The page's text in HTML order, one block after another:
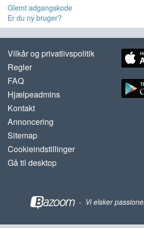
Glemt adgangskode
Er du ny bruger?
Vilkår og privatlivspolitik
Regler
FAQ
Hjælpeadmins
Kontakt
Annoncering
Sitemap
Cookieindstillinger
Gå til desktop
- Vi elsker